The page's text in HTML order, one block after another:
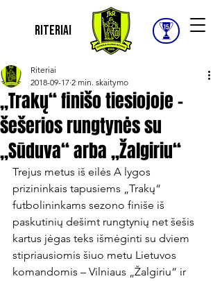
Riteriai
„Trakų“ finišo tiesiojoje –
šešerios rungtynės su
„Sūduva“ arba „Žalgiriu“
Riteriai
2018-09-17 2 min. skaitymo
Trejus metus iš eilės A lygos
prizininkais tapusiems „Trakų“
futbolininkams sezono finiše iš
paskutinių dešimt rungtynių net šešis
kartus jėgas teks išmėginti su dviem
stipriausiomis šiuo metu Lietuvos
komandomis – Vilniaus „Žalgiriu“ ir